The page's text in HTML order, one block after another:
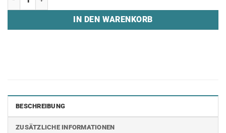
IN DEN WARENKORB
BESCHREIBUNG
ZUSÄTZLICHE INFORMATIONEN